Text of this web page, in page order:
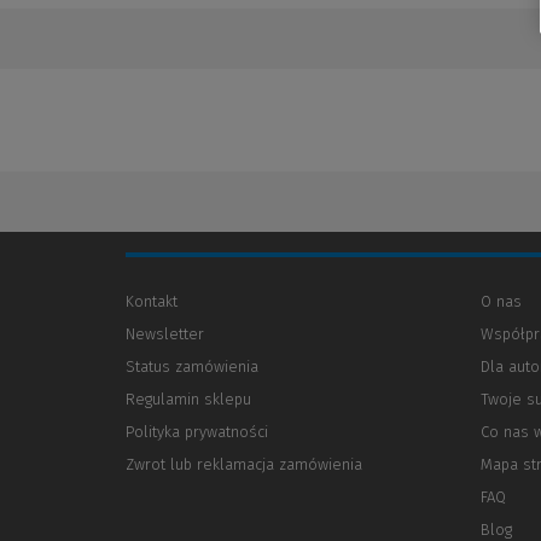
Kontakt
Newsletter
Status zamówienia
Regulamin sklepu
Polityka prywatności
innej
Zwrot lub reklamacja zamówienia
O nas
Dla
Twoje
Co nas
Mapa
FAQ
Blog